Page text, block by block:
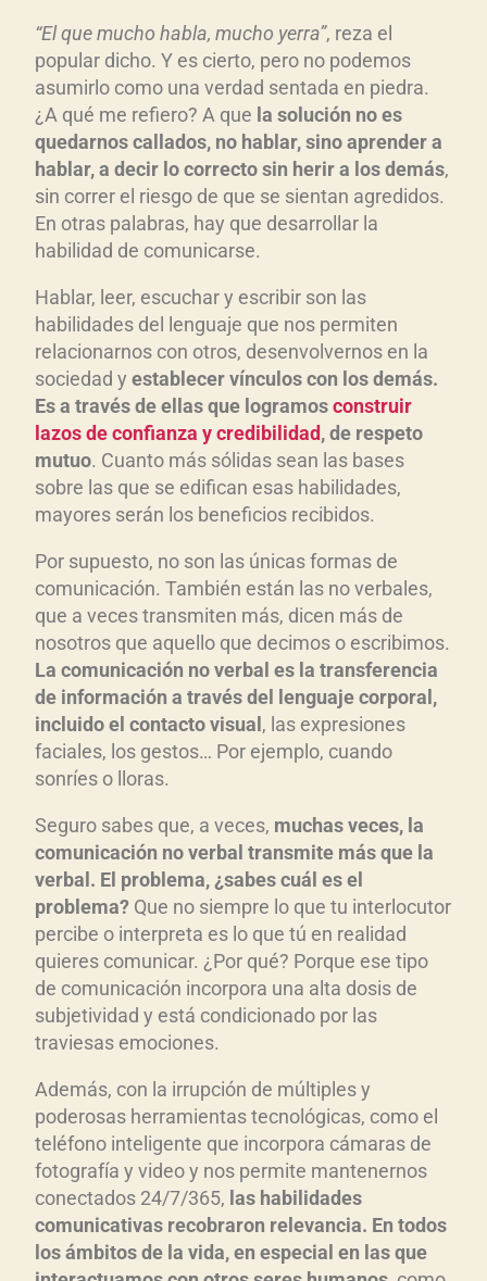
“El que mucho habla, mucho yerra”, reza el
popular dicho. Y es cierto, pero no podemos
asumirlo como una verdad sentada en piedra.
¿A qué me refiero? A que la solución no es
quedarnos callados, no hablar, sino aprender a
hablar, a decir lo correcto sin herir a los demás,
sin correr el riesgo de que se sientan agredidos.
En otras palabras, hay que desarrollar la
habilidad de comunicarse.
Hablar, leer, escuchar y escribir son las
habilidades del lenguaje que nos permiten
relacionarnos con otros, desenvolvernos en la
sociedad y establecer vínculos con los demás.
Es a través de ellas que logramosconstruir
lazos de confianza y credibilidad, de respeto
mutuo. Cuanto más sólidas sean las bases
sobre las que se edifican esas habilidades,
mayores serán los beneficios recibidos.
Por supuesto, no son las únicas formas de
comunicación. También están las no verbales,
que a veces transmiten más, dicen más de
nosotros que aquello que decimos o escribimos.
La comunicación no verbal es la transferencia
de información a través del lenguaje corporal,
incluido el contacto visual , las expresiones
faciales, los gestos… Por ejemplo, cuando
sonríes o lloras.
Seguro sabes que, a veces, muchas veces, la
comunicación no verbal transmite más que la
verbal. El problema, ¿sabes cuál es el
problema? Que no siempre lo que tu interlocutor
percibe o interpreta es lo que tú en realidad
quieres comunicar. ¿Por qué? Porque ese tipo
de comunicación incorpora una alta dosis de
subjetividad y está condicionado por las
traviesas emociones.
Además, con la irrupción de múltiples y
poderosas herramientas tecnológicas, como el
teléfono inteligente que incorpora cámaras de
fotografía y video y nos permite mantenernos
conectados 24/7/365, las habilidades
comunicativas recobraron relevancia. En todos
los ámbitos de la vida, en especial en las que